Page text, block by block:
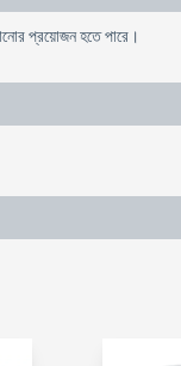
প্রয়োজন হতে পারে।